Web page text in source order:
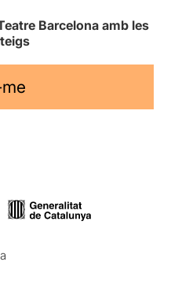
Barcelona amb les